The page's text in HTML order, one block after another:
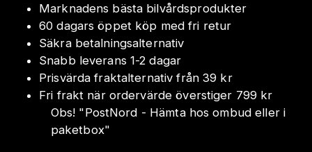
Marknadens bästa bilvårdsprodukter
60 dagars öppet köp med fri retur
Säkra betalningsalternativ
Snabb leverans 1-2 dagar
Prisvärda fraktalternativ från 39 kr
Fri frakt när ordervärde överstiger 799 kr
Obs! "PostNord - Hämta hos ombud eller i
paketbox"